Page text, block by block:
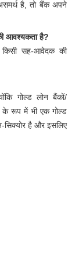
है, तो बैंक अपने
आवश्यकता है?
सह-आवेदक की
गोल्ड लोन बैंकों/
रूप में भी एक गोल्ड
है और इसलिए